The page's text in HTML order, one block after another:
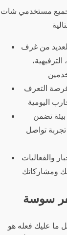
مستخدمي شات
من غرف
التعرف
بيئة تضمن
تواصل
والفعاليات
سوسة
ما عليك فعله هو